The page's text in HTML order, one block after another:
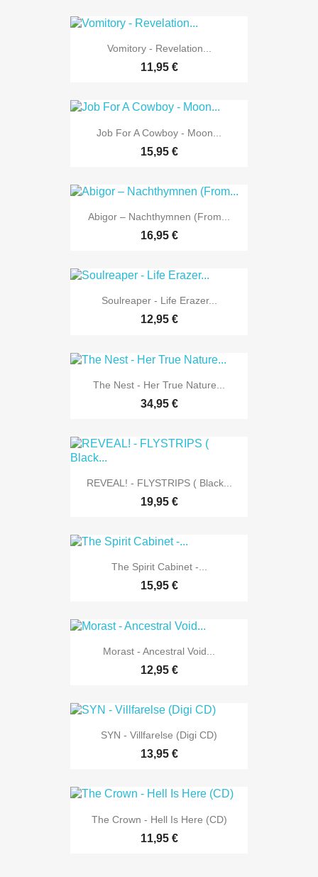
Vomitory - Revelation...
11,95 €
Job For A Cowboy - Moon...
15,95 €
Abigor ‎– Nachthymnen (From...
16,95 €
Soulreaper - Life Erazer...
12,95 €
The Nest - Her True Nature...
34,95 €
REVEAL! - FLYSTRIPS ( Black...
19,95 €
The Spirit Cabinet -...
15,95 €
Morast - Ancestral Void...
12,95 €
SYN - Villfarelse (Digi CD)
13,95 €
The Crown - Hell Is Here (CD)
11,95 €